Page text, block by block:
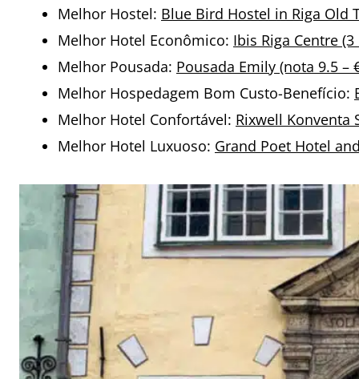
Melhor Hostel: Blue Bird Hostel in Riga Old
Melhor Hotel Econômico: Ibis Riga Centre
Melhor Pousada: Pousada Emily (nota 9.5 –
Melhor Hospedagem Bom Custo-Benefício:
Melhor Hotel Confortável: Rixwell Konventa
Melhor Hotel Luxuoso: Grand Poet Hotel